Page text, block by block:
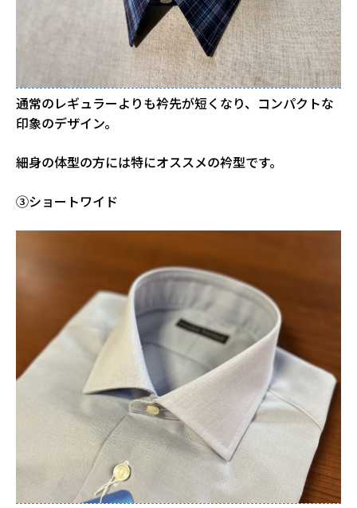
通常のレギュラーよりも衿先が短くなり、コンパクトな
印象のデザイン。
細身の体型の方には特にオススメの衿型です。
③ショートワイド